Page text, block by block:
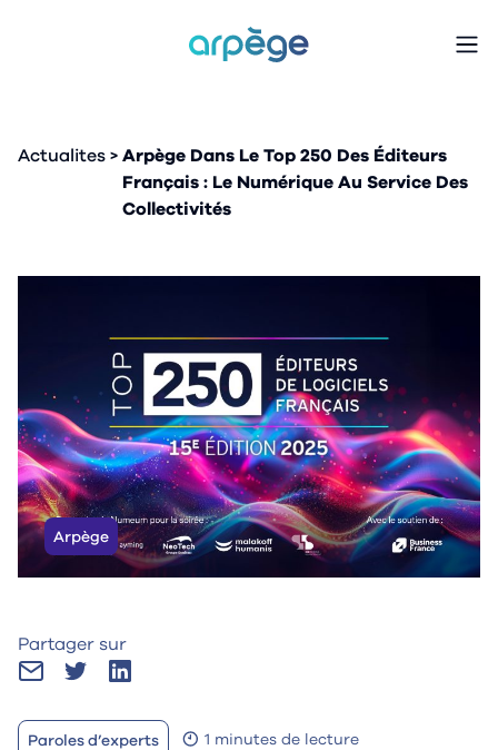
arpège
Actualites
Arpège Dans Le Top 250 Des Éditeurs
Français : Le Numérique Au Service Des
Collectivités
Arpège
Partager sur
Paroles d’experts 1 minutes de lecture